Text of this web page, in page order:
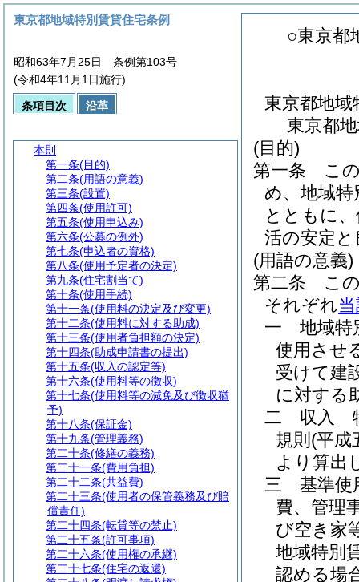
○東京都
東京都地
東京都
(目的)
第一条
こ
め、地域
とともに
活の安定
(用語の意義)
第二条
こ
それぞれ
一
地域
使用させ
受けて建
に対する
二
収入
規則 (平成
より算出
三
基準
費、管理
び空き家
地域特別
認める場
東京都地域特別賃貸住宅条例
昭和63年7月25日 条例第103号
(令和4年11月1日施行)
条項目次 沿革
本則
第一条(目的)
第二条(用語の意義)
第三条(設置)
第四条(使用許可)
第五条(使用申込み)
第六条(公募の例外)
第七条(申込者の資格)
第八条(使用予定者の決定)
第九条(住宅割当て)
第十条(使用手続)
第十一条(使用料の決定及び変更)
第十二条(使用料に対する助成)
第十三条(使用者負担額の決定)
第十四条(助成申請書の提出)
第十五条(収入の認定等)
第十六条(使用料等の徴収)
第十七条(使用料等の減免及び徴収猶
予)
第十八条(保証金)
第十九条(管理義務)
第二十条(修繕の義務)
第二十一条(費用負担)
第二十二条(共益費)
第二十三条(使用者の保管義務及び賠
償責任)
第二十四条(転貸等の禁止)
第二十五条(許可事項)
第二十六条(使用権の承継)
第二十七条(住宅の返還)